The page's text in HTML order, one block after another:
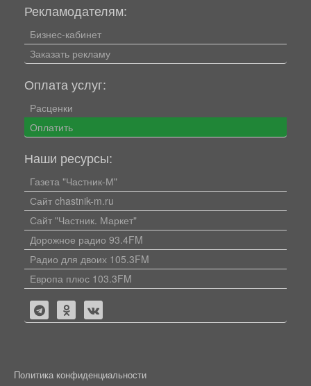
Рекламодателям:
Бизнес-кабинет
Заказать рекламу
Оплата услуг:
Расценки
Оплатить
Наши ресурсы:
Газета "Частник-М"
Сайт chastnik-m.ru
Сайт "Частник. Маркет"
Дорожное радио 93.4FM
Радио для двоих 105.3FM
Европа плюс 103.3FM
Политика конфиденциальности